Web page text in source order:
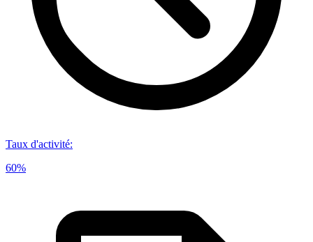
Taux d'activité:
60%